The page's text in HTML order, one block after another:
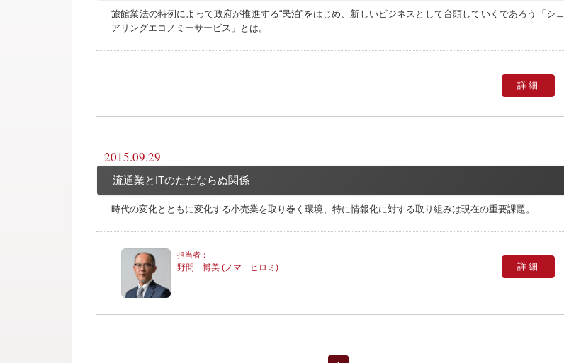
旅館業法の特例によって政府が推進する“民泊”をはじめ、新しいビジネスとして台頭していくであろう「シェ
アリングエコノミーサービス」とは。
詳細
2015.09.29
流通業とITのただならぬ関係
時代の変化とともに変化する小売業を取り巻く環境、特に情報化に対する取り組みは現在の重要課題。
野間 博美 (ノマ ヒロミ) 詳細